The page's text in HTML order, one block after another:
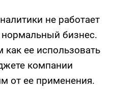
не работает
бизнес.
как ее использовать
компании
от ее применения.